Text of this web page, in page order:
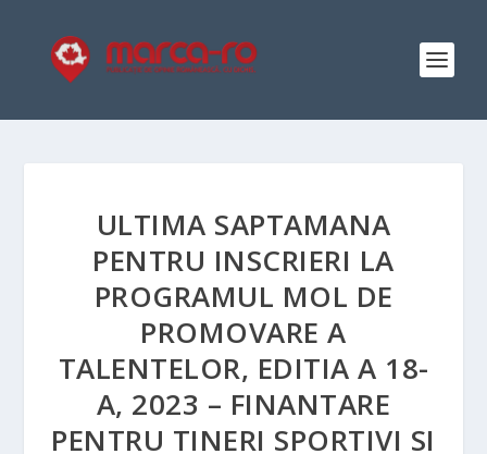
ULTIMA SAPTAMANA
PENTRU INSCRIERI LA
PROGRAMUL MOL DE
PROMOVARE A
TALENTELOR, EDITIA A 18-
A, 2023 – FINANTARE
PENTRU TINERI SPORTIVI SI